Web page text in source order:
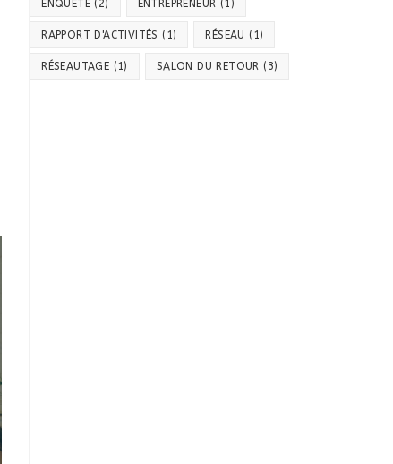
ENQUÊTE(2) ENTREPRENEUR (1)
RAPPORT D'ACTIVITÉS (1) RÉSEAU (1)
RÉSEAUTAGE (1) SALON DU RETOUR (3)